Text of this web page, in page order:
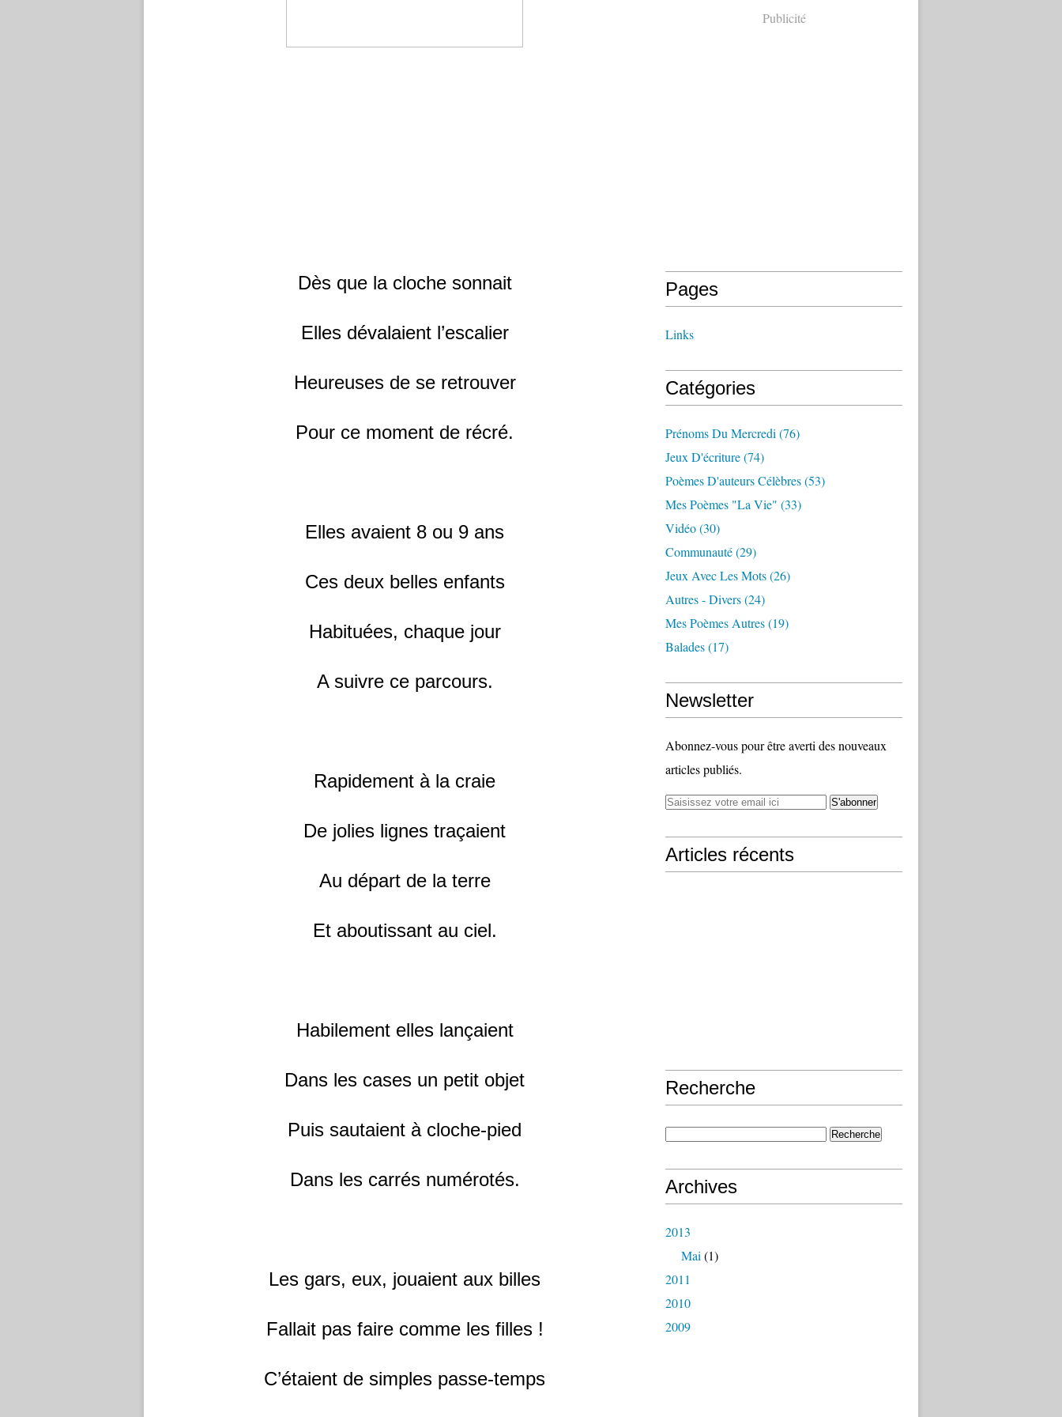
Dès que la cloche sonnait
Elles dévalaient l’escalier
Heureuses de se retrouver
Pour ce moment de récré.
Elles avaient 8 ou 9 ans
Ces deux belles enfants
Habituées, chaque jour
A suivre ce parcours.
Rapidement à la craie
De jolies lignes traçaient
Au départ de la terre
Et aboutissant au ciel.
Habilement elles lançaient
Dans les cases un petit objet
Puis sautaient à cloche-pied
Dans les carrés numérotés.
Les gars, eux, jouaient aux billes
Fallait pas faire comme les filles !
C’étaient de simples passe-temps
Publicité
Pages
Links
Catégories
Prénoms Du Mercredi (76)
Jeux D'écriture(74)
Poèmes D'auteurs Célèbres(53)
Mes Poèmes "la Vie" (33)
Vidéo(30)
Communauté(29)
Jeux Avec Les Mots(26)
Autres - Divers(24)
Mes Poèmes Autres(19)
Balades(17)
Newsletter
Abonnez-vous pour être averti des nouveaux
articles publiés.
Articles récents
Recherche
Archives
2013
Mai (1)
2011
2010
2009